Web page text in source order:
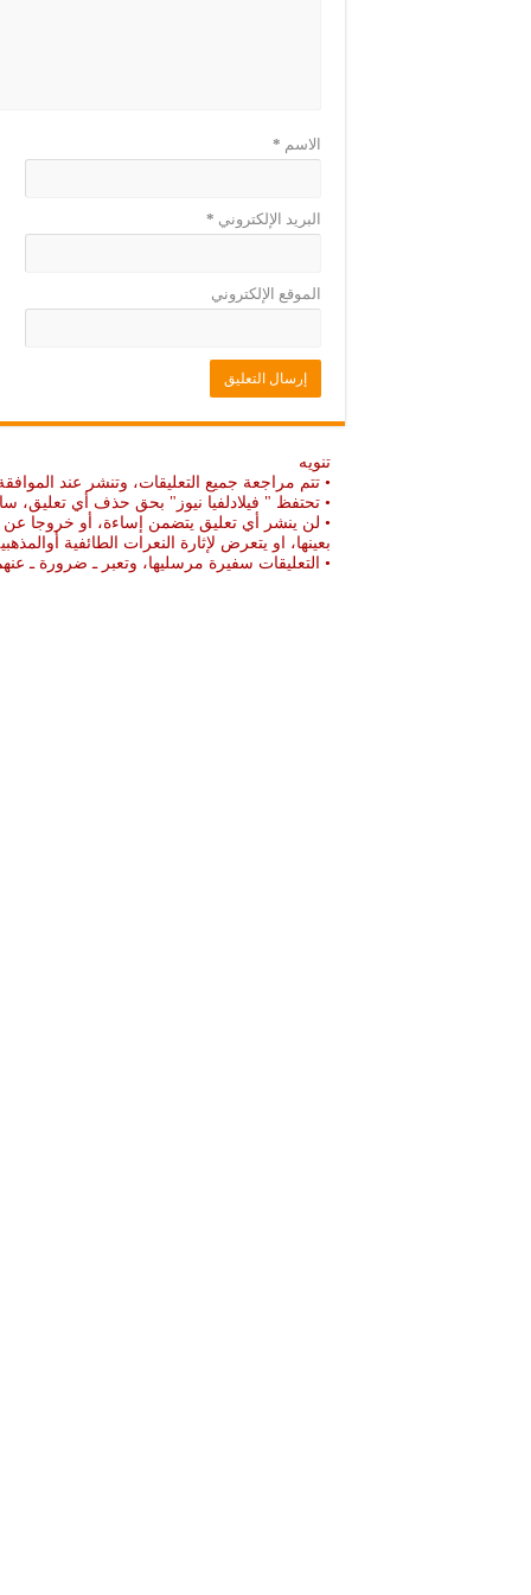
الاسم *
البريد الإلكتروني *
الموقع الإلكتروني
تنويه
• تتم مراجعة جميع التعليقات، وتنشر عند
• تحتفظ " فيلادلفيا نيوز" بحق حذف أي تعليق،
• لن ينشر أي تعليق يتضمن إساءة، أو خروجا عن
بعينها، او يتعرض لإثارة النعرات الطائفية
• التعليقات سفيرة مرسليها، وتعبر ـ ضرورة